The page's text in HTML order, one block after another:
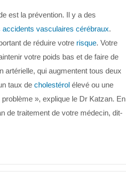
est la prévention. Il y a des
accidents vasculaires cérébraux.
de réduire votre risque. Votre
votre poids bas et de faire de
artérielle, qui augmentent tous deux
taux de cholestérolélevé ou une
», explique le Dr Katzan. En
de traitement de votre médecin, dit-